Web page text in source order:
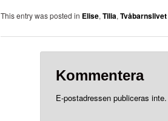
This entry was posted in Elise, Tilia, Tvåbarnslivet
Kommentera
E-postadressen publiceras inte.